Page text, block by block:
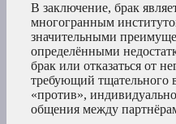
В заключение, брак
многогранным
значительными
определёнными
брак или отказаться от
требующий тщательного
«против»,
общения между